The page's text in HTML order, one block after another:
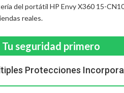
del portátil HP Envy X360 15-
reales.
Tu seguridad primero
Protecciones